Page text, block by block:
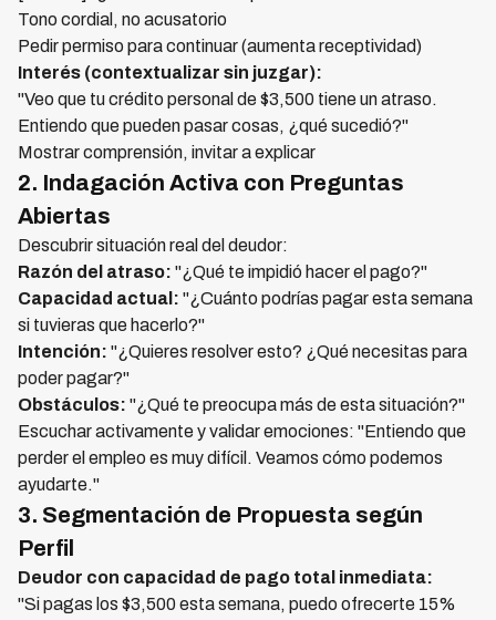
Tono cordial, no acusatorio
Pedir permiso para continuar (aumenta receptividad)
Interés (contextualizar sin juzgar):
"Veo que tu crédito personal de $3,500 tiene un atraso.
Entiendo que pueden pasar cosas, ¿qué sucedió?"
Mostrar comprensión, invitar a explicar
2. Indagación Activa con Preguntas
Abiertas
Descubrir situación real del deudor:
Razón del atraso: "¿Qué te impidió hacer el pago?"
Capacidad actual: "¿Cuánto podrías pagar esta semana
si tuvieras que hacerlo?"
Intención: "¿Quieres resolver esto? ¿Qué necesitas para
poder pagar?"
Obstáculos: "¿Qué te preocupa más de esta situación?"
Escuchar activamente y validar emociones: "Entiendo que
perder el empleo es muy difícil. Veamos cómo podemos
ayudarte."
3. Segmentación de Propuesta según
Perfil
Deudor con capacidad de pago total inmediata:
"Si pagas los $3,500 esta semana, puedo ofrecerte 15%